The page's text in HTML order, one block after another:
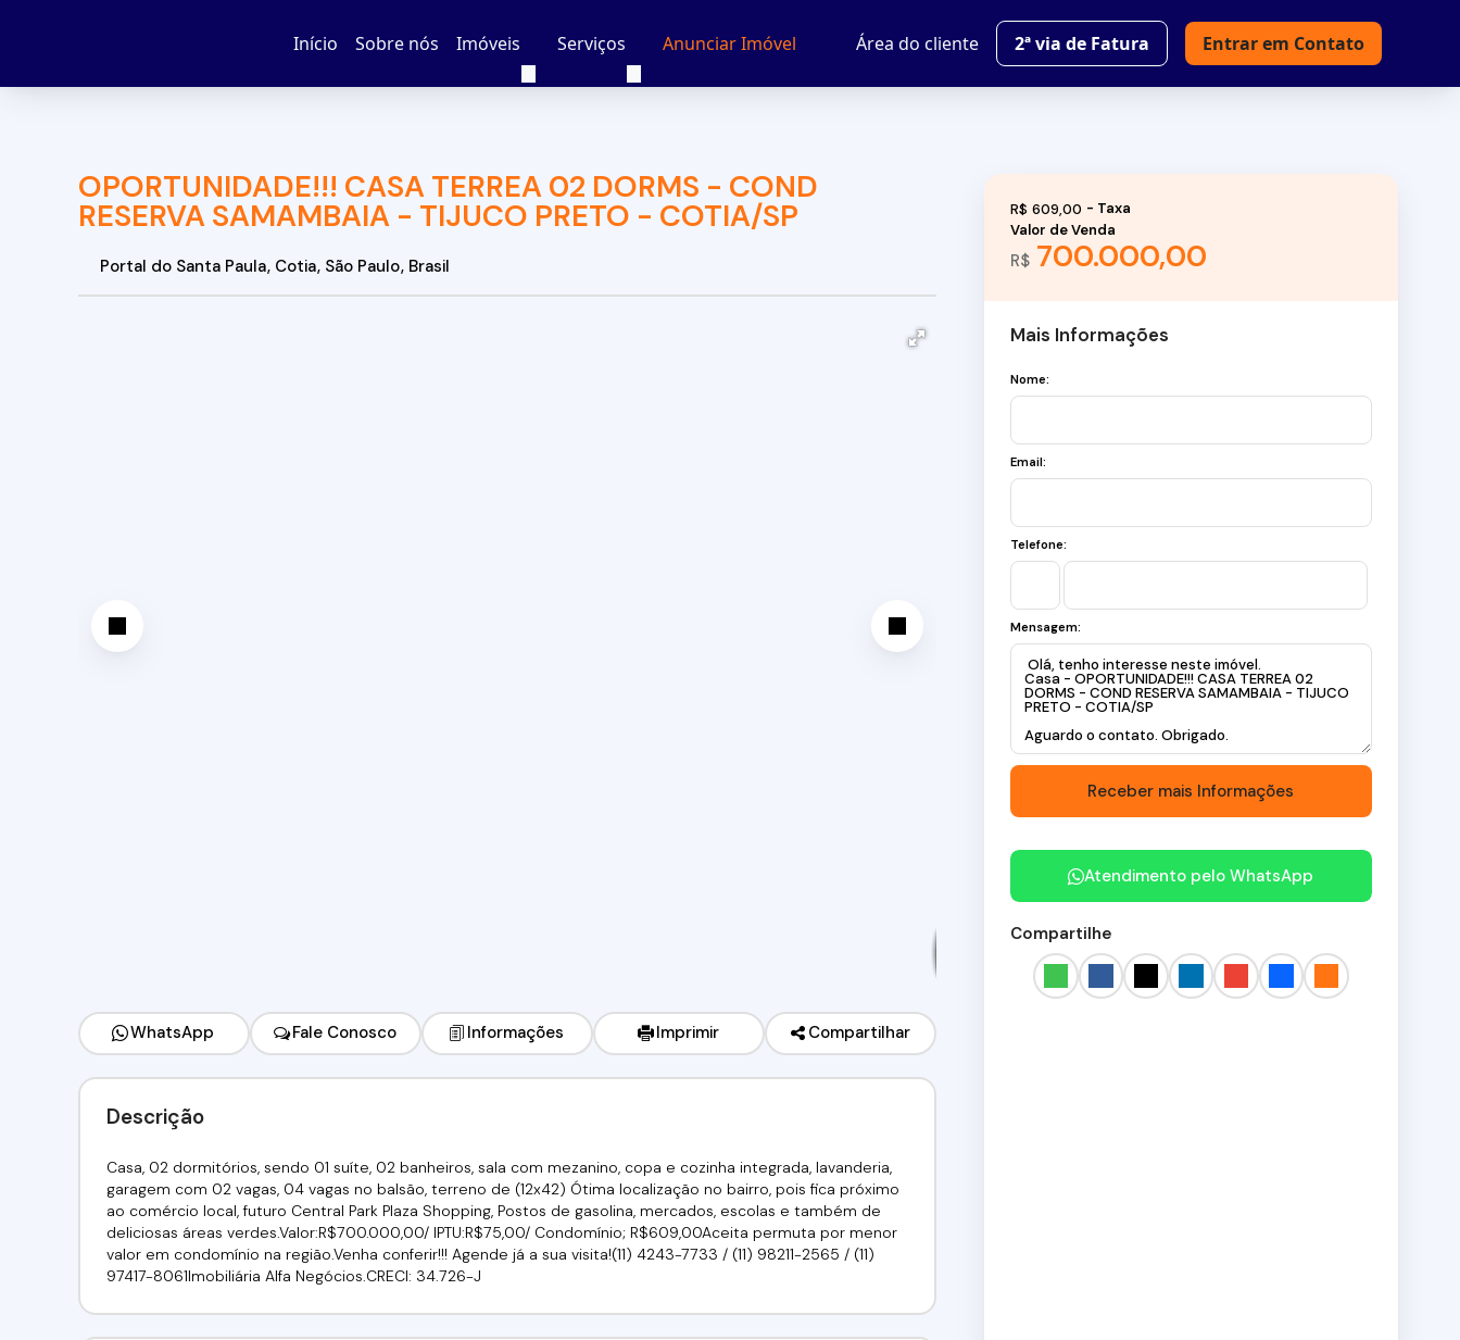
Entrar em Contato
2ª via de Fatura
Área do cliente
Anunciar Imóvel
Serviços
Imóveis
Sobre nós
Início
OPORTUNIDADE!!! CASA TERREA 02 DORMS - COND
RESERVA SAMAMBAIA - TIJUCO PRETO - COTIA/SP
Portal do Santa Paula, Cotia, São Paulo, Brasil
WhatsApp Fale Conosco Informações Imprimir Compartilhar
Descrição
Casa, 02 dormitórios, sendo 01 suíte, 02 banheiros, sala com mezanino, copa e cozinha integrada, lavanderia,
garagem com 02 vagas, 04 vagas no balsão, terreno de (12x42) Ótima localização no bairro, pois fica próximo
ao comércio local, futuro Central Park Plaza Shopping, Postos de gasolina, mercados, escolas e também de
deliciosas áreas verdes.Valor:R$700.000,00/ IPTU:R$75,00/ Condomínio; R$609,00Aceita permuta por menor
valor em condomínio na região.Venha conferir!!! Agende já a sua visita!(11) 4243-7733 / (11) 98211-2565 / (11)
97417-8061Imobiliária Alfa Negócios.CRECI: 34.726-J
R$700.000,00
Valor de Venda
R$ 609,00
Mais Informações
Nome:
Email:
Telefone:
Mensagem:
Atendimento peloWhatsApp
Compartilhe